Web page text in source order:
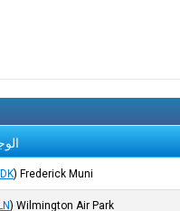
Frederick Muni
)
Wilmington Air Park
)